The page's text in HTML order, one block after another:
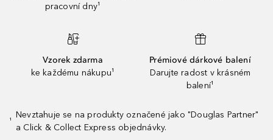
pracovní dny¹
Vzorek zdarma
ke každému nákupu¹
Prémiové dárkové balení
Darujte radost v krásném
balení¹
¹
Nevztahuje se na produkty označené jako "Douglas Partner"
a Click & Collect Express objednávky.